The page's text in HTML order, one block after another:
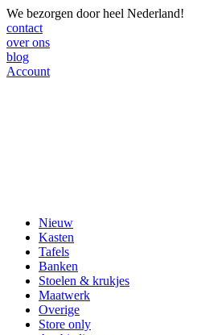
We bezorgen door heel Nederland!
contact
over ons
blog
Account
Nieuw
Kasten
Tafels
Banken
Stoelen & krukjes
Maatwerk
Overige
Store only